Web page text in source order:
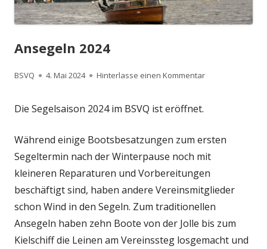
Ansegeln 2024
Autor
BSVQ
Veröffentlicht
4. Mai 2024 Hinterlasse einen Kommentarzu Ansegeln 2024
Die Segelsaison 2024 im BSVQ ist eröffnet.
Während einige Bootsbesatzungen zum ersten
Segeltermin nach der Winterpause noch mit
kleineren Reparaturen und Vorbereitungen
beschäftigt sind, haben andere Vereinsmitglieder
schon Wind in den Segeln. Zum traditionellen
Ansegeln haben zehn Boote von der Jolle bis zum
Kielschiff die Leinen am Vereinssteg losgemacht und